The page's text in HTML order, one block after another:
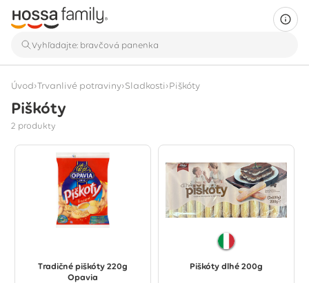
Úvod›Trvanlivé potraviny›Sladkosti›Piškóty
Piškóty
2 produkty
Tradičné piškóty 220g
Opavia
Piškóty dlhé 200g